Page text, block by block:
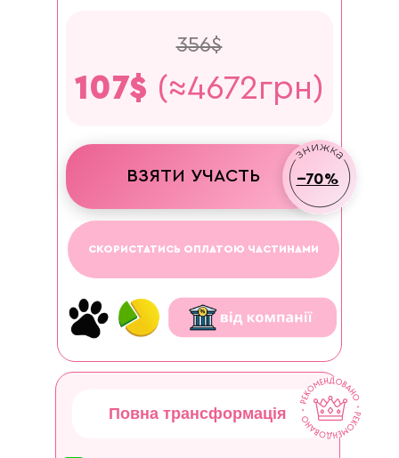
Повна трансформація
ВЗЯТИ УЧАСТЬ --70%
107$ (≈4672грн)
356$
СКОРИСТАТИСЬ ОПЛАТОЮ ЧАСТИНАМИ